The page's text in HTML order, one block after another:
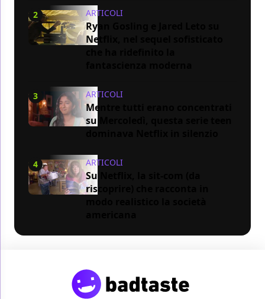
2 ARTICOLI
Ryan Gosling e Jared Leto su
Netflix, nel sequel sofisticato
3 ARTICOLI
Mentre tutti erano concentrati
su Mercoledì, questa serie teen
4 ARTICOLI
Su Netflix, la sit-com (da
riscoprire) che racconta in